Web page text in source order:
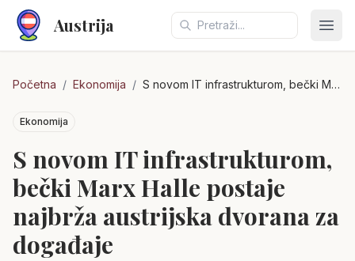
Austrija
Početna / Ekonomija / S novom IT infrastrukturom, bečki Marx Halle postaje najbrža austrijska dvorana za događaje
Ekonomija
S novom IT infrastrukturom,
bečki Marx Halle postaje
najbrža austrijska dvorana za
događaje